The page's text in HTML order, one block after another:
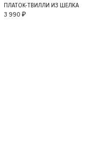
S
ПЛАТОК-ТВИЛЛИ ИЗ ШЕЛКА
3 990 ₽